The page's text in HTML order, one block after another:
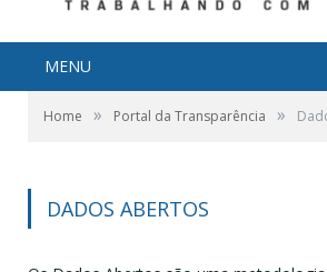
MENU
Home » Portal da Transparência »
DADOS ABERTOS